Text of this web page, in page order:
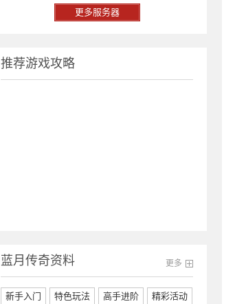
更多服务器
推荐游戏攻略
更多
蓝月传奇资料
新手入门 特色玩法 高手进阶 精彩活动